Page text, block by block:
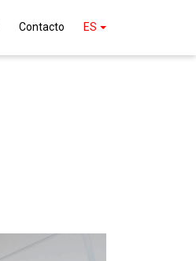
Contacto ES